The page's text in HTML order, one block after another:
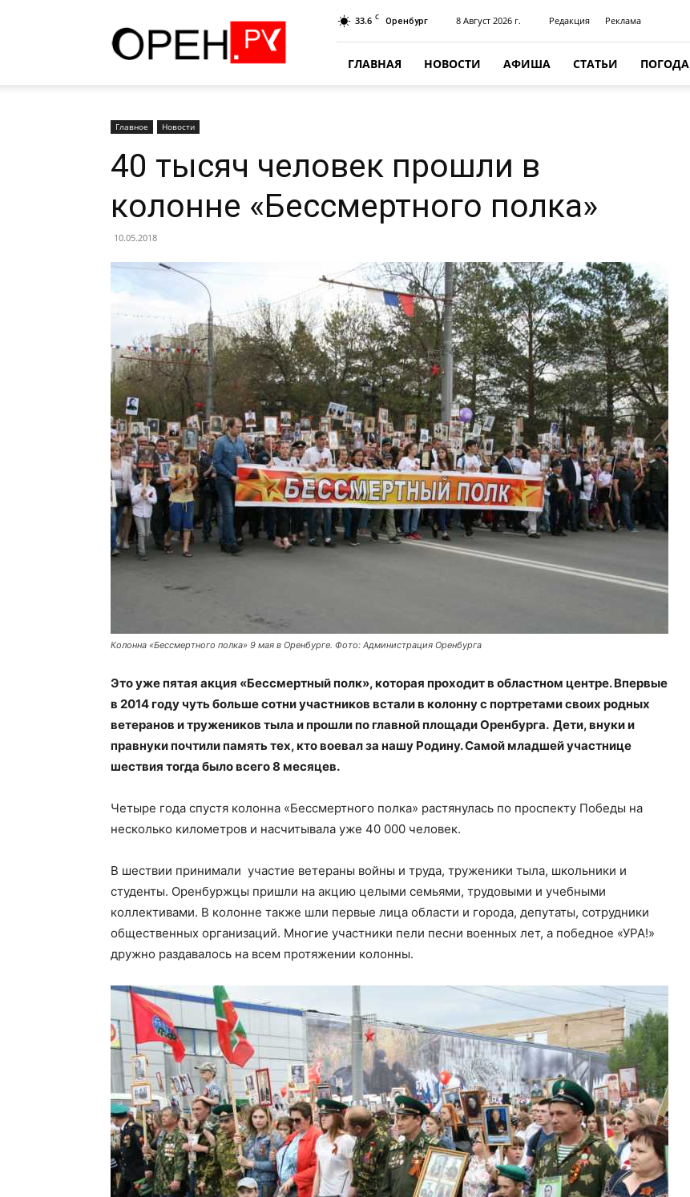
33.6 C Оренбург 8 Август 2026 г. Редакция Реклама
ГЛАВНАЯ НОВОСТИ АФИША СТАТЬИ ПОГОДА
Главное Новости
40 тысяч человек прошли в
колонне «Бессмертного полка»
10.05.2018
Колонна «Бессмертного полка» 9 мая в Оренбурге. Фото: Администрация Оренбурга
Это уже пятая акция «Бессмертный полк», которая проходит в областном центре. Впервые
в 2014 году чуть больше сотни участников встали в колонну с портретами своих родных
ветеранов и тружеников тыла и прошли по главной площади Оренбурга. Дети, внуки и
правнуки почтили память тех, кто воевал за нашу Родину. Самой младшей участнице
шествия тогда было всего 8 месяцев.
Четыре года спустя колонна «Бессмертного полка» растянулась по проспекту Победы на
несколько километров и насчитывала уже 40 000 человек.
В шествии принимали участие ветераны войны и труда, труженики тыла, школьники и
студенты. Оренбуржцы пришли на акцию целыми семьями, трудовыми и учебными
коллективами. В колонне также шли первые лица области и города, депутаты, сотрудники
общественных организаций. Многие участники пели песни военных лет, а победное «УРА!»
дружно раздавалось на всем протяжении колонны.